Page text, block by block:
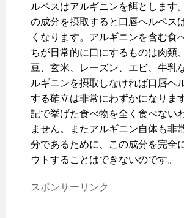
ルペスはアルギニンを餌とします
の成分を摂取すると口唇ヘルペス
くなります。アルギニンを含む食
ちが日常的に口にするものは肉類
豆、玄米、レーズン、エビ、牛乳
ルギニンを摂取しなければ口唇ヘ
する確立は非常にわずかになりま
記で挙げた食べ物を全く食べない
ません。またアルギニン自体も非
分であるために、この成分を完全
ウトすることはできないのです。
スポンサーリンク